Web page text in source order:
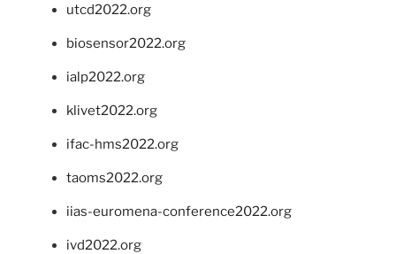
utcd2022.org
biosensor2022.org
ialp2022.org
klivet2022.org
ifac-hms2022.org
taoms2022.org
iias-euromena-conference2022.org
ivd2022.org